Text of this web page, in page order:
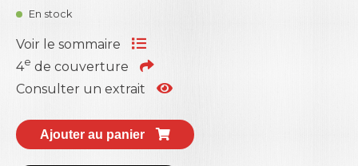
pour objet de contribuer à la vitalité de
entre ces parties prenantes. L’information passe
d’un intérêt privé à un intérêt commun. L’intérêt
privé est celui des acteurs, des parties prenantes.
L’intérêt commun est celui qui émerge de
individuel, mais acteur collectif lui-même composé
d’acteurs individuels (et/ou collectifs).
En stock
Voir le sommaire
4e de couverture
Consulter un extrait
Ajouter au panier